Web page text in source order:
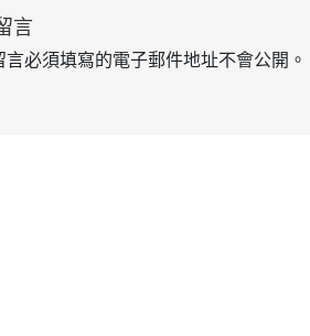
言
言必須填寫的電子郵件地址不會公開。